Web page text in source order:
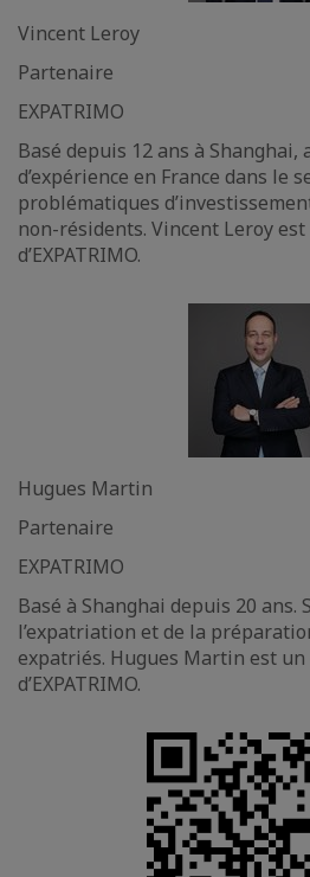
Vincent Leroy
Partenaire
EXPATRIMO
Basé depuis 12 ans à Shanghai,
d’expérience en France dans le
problématiques
non-résidents. Vincent Leroy
d’EXPATRIMO.
Hugues Martin
Partenaire
EXPATRIMO
Basé à Shanghai depuis 20 ans.
l’expatriation et de la
expatriés. Hugues Martin est
d’EXPATRIMO.